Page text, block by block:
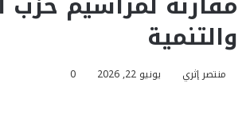
والتنمية
منتصر إثري يونيو 22, 2026 0